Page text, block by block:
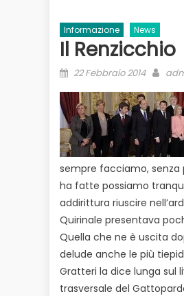
Informazione News
Il Renzicchio
Posted
22 Febbraio 2014
sempre facciamo, senza
ha fatte possiamo
addirittura riuscire
Quirinale presentava
Quella che ne è uscita
delude anche le più
Gratteri la dice lunga sul
trasversale del